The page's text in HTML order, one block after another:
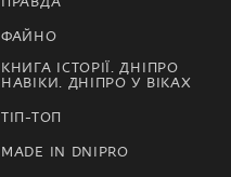
ФАЙНО
КНИГА ІСТОРІЇ. ДНІПРО
НАВІКИ. ДНІПРО У ВІКАХ
ТІП-ТОП
MADE IN DNIPRO